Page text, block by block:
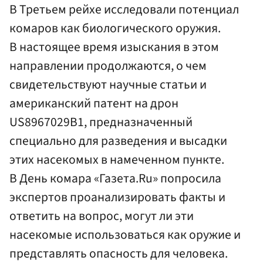
В Третьем рейхе исследовали потенциал
комаров как биологического оружия.
В настоящее время изыскания в этом
направлении продолжаются, о чем
свидетельствуют научные статьи и
американский патент на дрон
US8967029B1, предназначенный
специально для разведения и высадки
этих насекомых в намеченном пункте.
В День комара «Газета.Ru» попросила
экспертов проанализировать факты и
ответить на вопрос, могут ли эти
насекомые использоваться как оружие и
представлять опасность для человека.